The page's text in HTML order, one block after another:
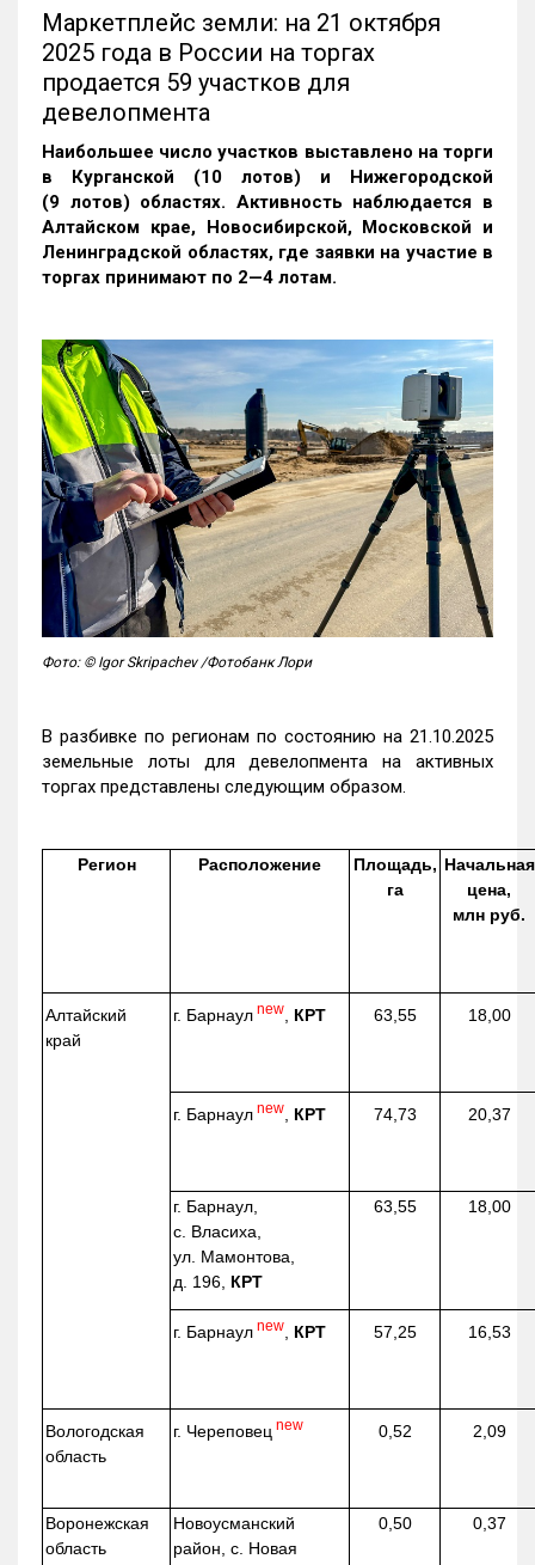
Маркетплейс земли: на 21 октября
2025 года в России на торгах
продается 59 участков для
девелопмента
Наибольшее число участков выставлено на торги
в Курганской (10 лотов) и Нижегородской
(9 лотов) областях. Активность наблюдается в
Алтайском крае, Новосибирской, Московской и
Ленинградской областях, где заявки на участие в
торгах принимают по 2—4 лотам.
Фото: © Igor Skripachev /Фотобанк Лори
В разбивке по регионам по состоянию на 21.10.2025
земельные лоты для девелопмента на активных
торгах представлены следующим образом.
Регион Расположение
Площадь,
га
Начальная
цена,
млн руб.
Алтайский
край
г. Барнаул new КРТ 63,55 18,00
г. Барнаул new КРТ 74,73 20,37
г. Барнаул,
с. Власиха,
ул. Мамонтова,
д. 196, КРТ
63,55 18,00
г. Барнаул new КРТ 57,25 16,53
Вологодская
область
г. Череповец new 0,52 2,09
Воронежская
область
Новоусманский
район, с. Новая
0,50 0,37